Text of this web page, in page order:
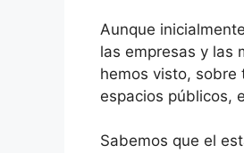
Aunque
las empresas y las
hemos visto, sobre
espacios públicos,
Sabemos que el